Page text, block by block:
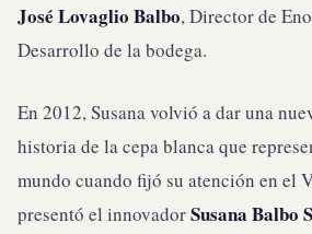
José Lovaglio Balbo, Director de
Desarrollo de la bodega.
En 2012, Susana volvió a dar una
historia de la cepa blanca que
mundo cuando fijó su atención en el
presentó el innovadorSusana Balbo